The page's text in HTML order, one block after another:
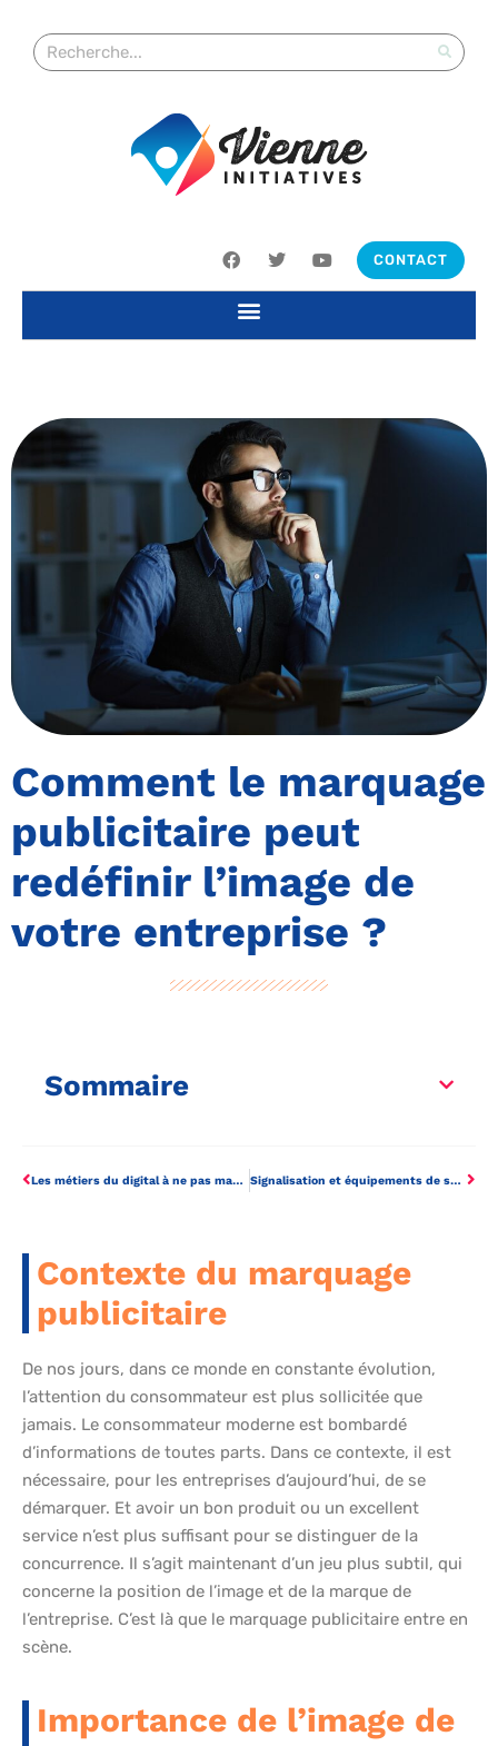
CONTACT
Comment le marquage
publicitaire peut
redéfinir l’image de
votre entreprise ?
Sommaire
Les métiers du digital à ne pas manquer en 2024 Signalisation et équipements de sécurité : leur importance dans les environnements industriels
Contexte du marquage
publicitaire
De nos jours, dans ce monde en constante évolution,
l’attention du consommateur est plus sollicitée que
jamais. Le consommateur moderne est bombardé
d’informations de toutes parts. Dans ce contexte, il est
nécessaire, pour les entreprises d’aujourd’hui, de se
démarquer. Et avoir un bon produit ou un excellent
service n’est plus suffisant pour se distinguer de la
concurrence. Il s’agit maintenant d’un jeu plus subtil, qui
concerne la position de l’image et de la marque de
l’entreprise. C’est là que le marquage publicitaire entre en
scène.
Importance de l’image de